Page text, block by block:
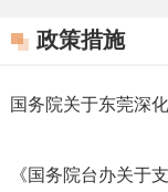
政策措施
国务院关于东莞深
《国务院台办关于